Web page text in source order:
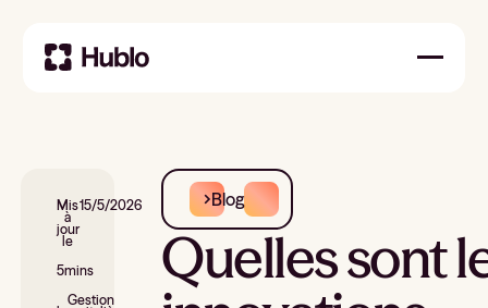
Mis
à
jour
le
15/5/2026
5mins
Gestion
Blog
Quelles sont